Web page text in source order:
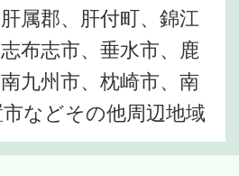
属郡、肝付町、錦江
布志市、垂水市、鹿
九州市、枕崎市、南
などその他周辺地域